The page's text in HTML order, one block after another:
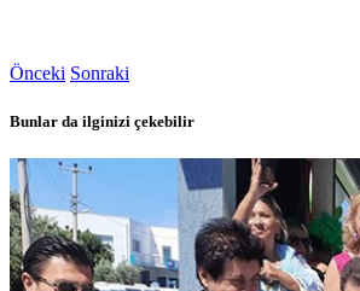
Önceki Sonraki
Bunlar da ilginizi çekebilir